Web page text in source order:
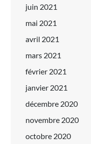
juin 2021
mai 2021
avril 2021
mars 2021
février 2021
janvier 2021
décembre 2020
novembre 2020
octobre 2020